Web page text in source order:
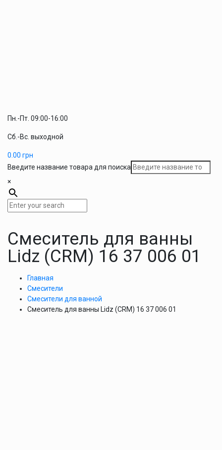
Пн.-Пт. 09:00-16:00
Сб.-Вс. выходной
0.00 грн
Введите название товара для поиска
×
Смеситель для ванны
Lidz (CRM) 16 37 006 01
Главная
Смесители
Смесители для ванной
Смеситель для ванны Lidz (CRM) 16 37 006 01